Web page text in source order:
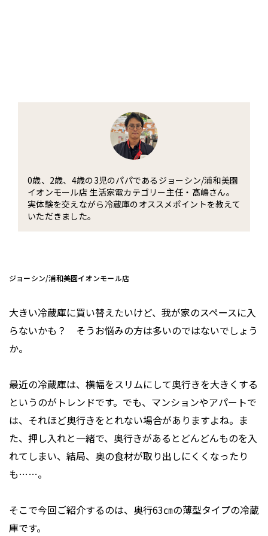
0歳、2歳、4歳の3児のパパであるジョーシン/浦和美園
イオンモール店 生活家電カテゴリー主任・髙嶋さん。
実体験を交えながら冷蔵庫のオススメポイントを教えて
いただきました。
ジョーシン/浦和美園イオンモール店
大きい冷蔵庫に買い替えたいけど、我が家のスペースに入
らないかも？ そうお悩みの方は多いのではないでしょう
か。
最近の冷蔵庫は、横幅をスリムにして奥行きを大きくする
というのがトレンドです。でも、マンションやアパートで
は、それほど奥行きをとれない場合がありますよね。ま
た、押し入れと一緒で、奥行きがあるとどんどんものを入
れてしまい、結局、奥の食材が取り出しにくくなったり
も……。
そこで今回ご紹介するのは、奥行63㎝の薄型タイプの冷蔵
庫です。